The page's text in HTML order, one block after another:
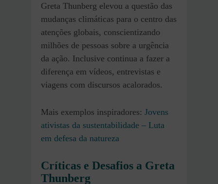
Greta Thunberg elevou a questão das
mudanças climáticas para o centro das
atenções globais, conscientizando
milhões de pessoas sobre a urgência
da ação. Inclusive continua a fazer a
diferença em vídeos, entrevistas e
viagens com discursos acalorados.
Mais exemplos inspiradores: Jovens
ativistas da sustentabilidade – Luta
em defesa da natureza
Críticas e Desafios a Greta
Thunberg